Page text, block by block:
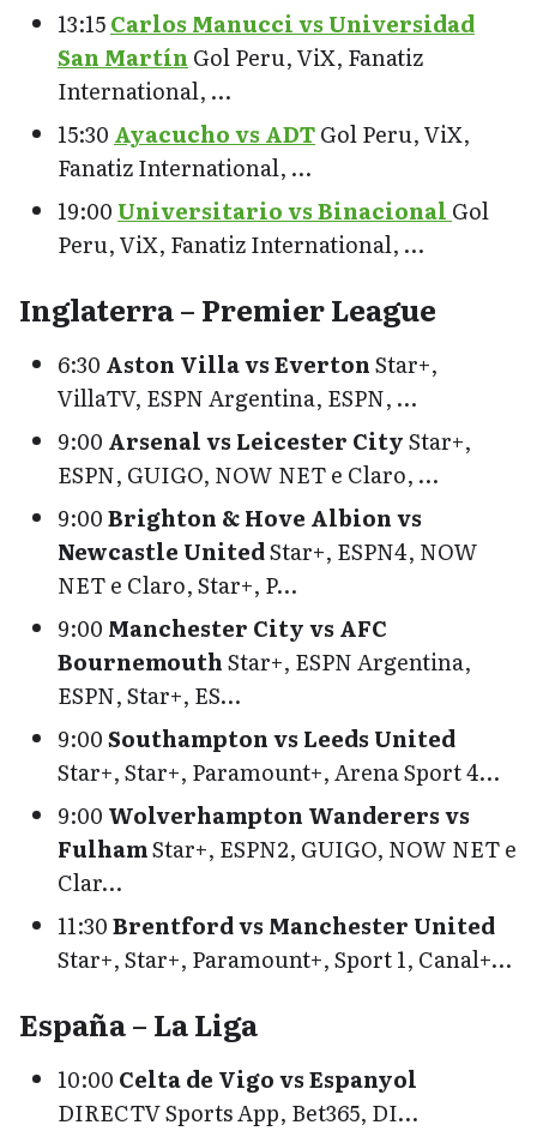
13:15Carlos Manucci vs Universidad
San Martín Gol Peru, ViX, Fanatiz
International, …
15:30 Ayacucho vs ADTGol Peru, ViX,
Fanatiz International, …
19:00 Universitario vs Binacional Gol
Peru, ViX, Fanatiz International, …
Inglaterra – Premier League
6:30 Aston Villa vs EvertonStar+,
VillaTV, ESPN Argentina, ESPN, …
9:00 Arsenal vs Leicester CityStar+,
ESPN, GUIGO, NOW NET e Claro, …
9:00Brighton & Hove Albion vs
Newcastle UnitedStar+, ESPN4, NOW
NET e Claro, Star+, P…
9:00 Manchester City vs AFC
BournemouthStar+, ESPN Argentina,
ESPN, Star+, ES…
9:00Southampton vs Leeds United
Star+, Star+, Paramount+, Arena Sport 4…
9:00 Wolverhampton Wanderers vs
FulhamStar+, ESPN2, GUIGO, NOW NET e
Clar…
11:30Brentford vs Manchester United
Star+, Star+, Paramount+, Sport 1, Canal+…
España – La Liga
10:00 Celta de Vigo vs Espanyol
DIRECTV Sports App, Bet365, DI…